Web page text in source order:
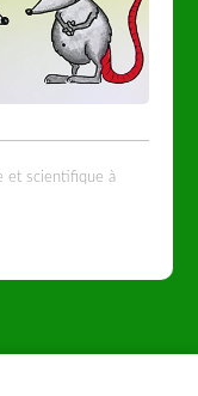
et scientifique à